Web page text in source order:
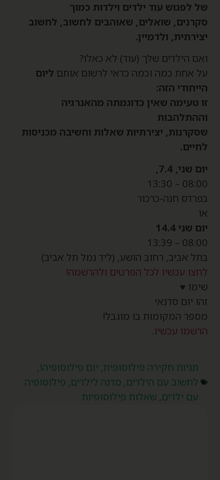
לפגוש עוד ילדים וילדות כמוך
שואלים, שאוהבים לחשוב, לחשוב
ולדמיין.
הילדים שלך (עוד) לא כאלו?
אחת כמה וכמה כדאי לרשום אותםליום
הזה:
טעימה שאין כדוגמתה מהאנרגיה
יצירתיות שאלות וחשיבה מכניסות
שני, 7.4,
08:00 –
חנה-כרכור
שני 14.4
08:00 –
אביב, רחוב הושע, (ליד נמל תל אביב)
עכשיו לכל הפרטים ולהרשמה!
♥
יום סדנאי
המקומות בו מוגבל!
עכשיו.
תגיות חקירה פילוסופית,יום פילוסופיה!,
לחשוב עם הילדים,סדנה לילדים,פילוסופיה
עם ילדים,שאלות פילוסופיות